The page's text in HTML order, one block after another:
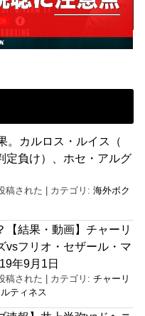
。カルロス・ルイス（
定負け）、ホセ・アルグ
稿された カテゴリ:海外ボク
【結果・動画】チャーリ
vsフリオ・セザール・マ
年9月1日
稿された | カテゴリ:チャーリ
ティネス